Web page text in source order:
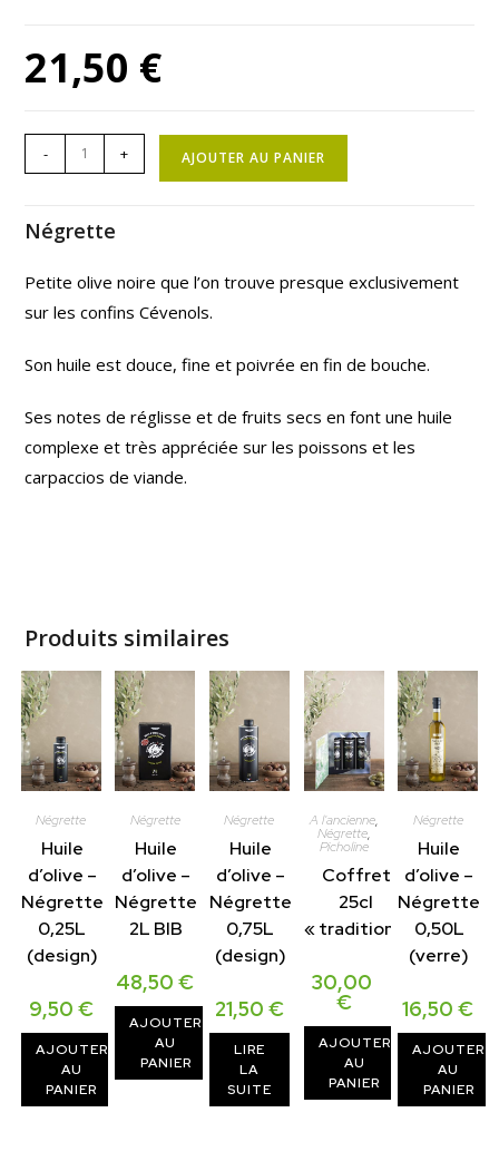
21,50 €
- + AJOUTER AU PANIER
Négrette
Petite olive noire que l’on trouve presque exclusivement
sur les confins Cévenols.
Son huile est douce, fine et poivrée en fin de bouche.
Ses notes de réglisse et de fruits secs en font une huile
complexe et très appréciée sur les poissons et les
carpaccios de viande.
Produits similaires
Négrette
Huile
d’olive –
Négrette
0,25L
(design)
9,50 €
AJOUTER
AU
PANIER
Négrette
Huile
d’olive –
Négrette
2L BIB
48,50€
AJOUTER
AU
PANIER
U
I
S
É
Négrette
Huile
d’olive –
Négrette
0,75L
(design)
21,50 €
LIRE
LA
SUITE
A l'ancienne,
Négrette,
Picholine
Coffret
25cl
« tradition »
30,00
€
AJOUTER
AU
PANIER
Négrette
Huile
d’olive –
Négrette
0,50L
(verre)
16,50€
AJOUTER
AU
PANIER